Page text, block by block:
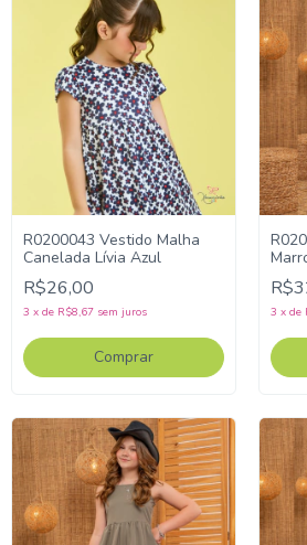
R0200043 Vestido Malha
Canelada Lívia Azul
R$26,00
3 x de R$8,67 sem juros
Comprar
3 x de